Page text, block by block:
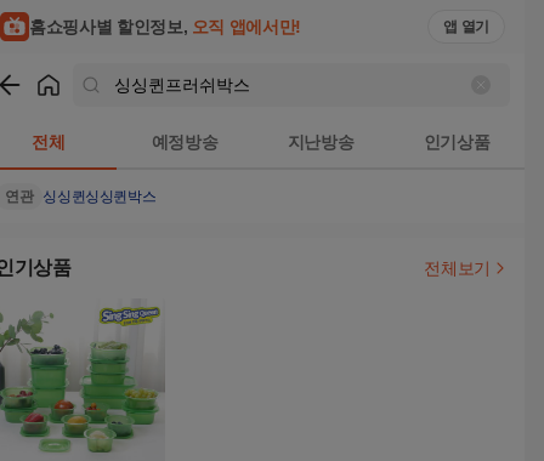
홈쇼핑사별 할인정보, 오직 앱에서만! 앱 열기
전체 예정방송 지난방송 인기상품
연관 싱싱퀸싱싱퀸박스
기상품 전체보기